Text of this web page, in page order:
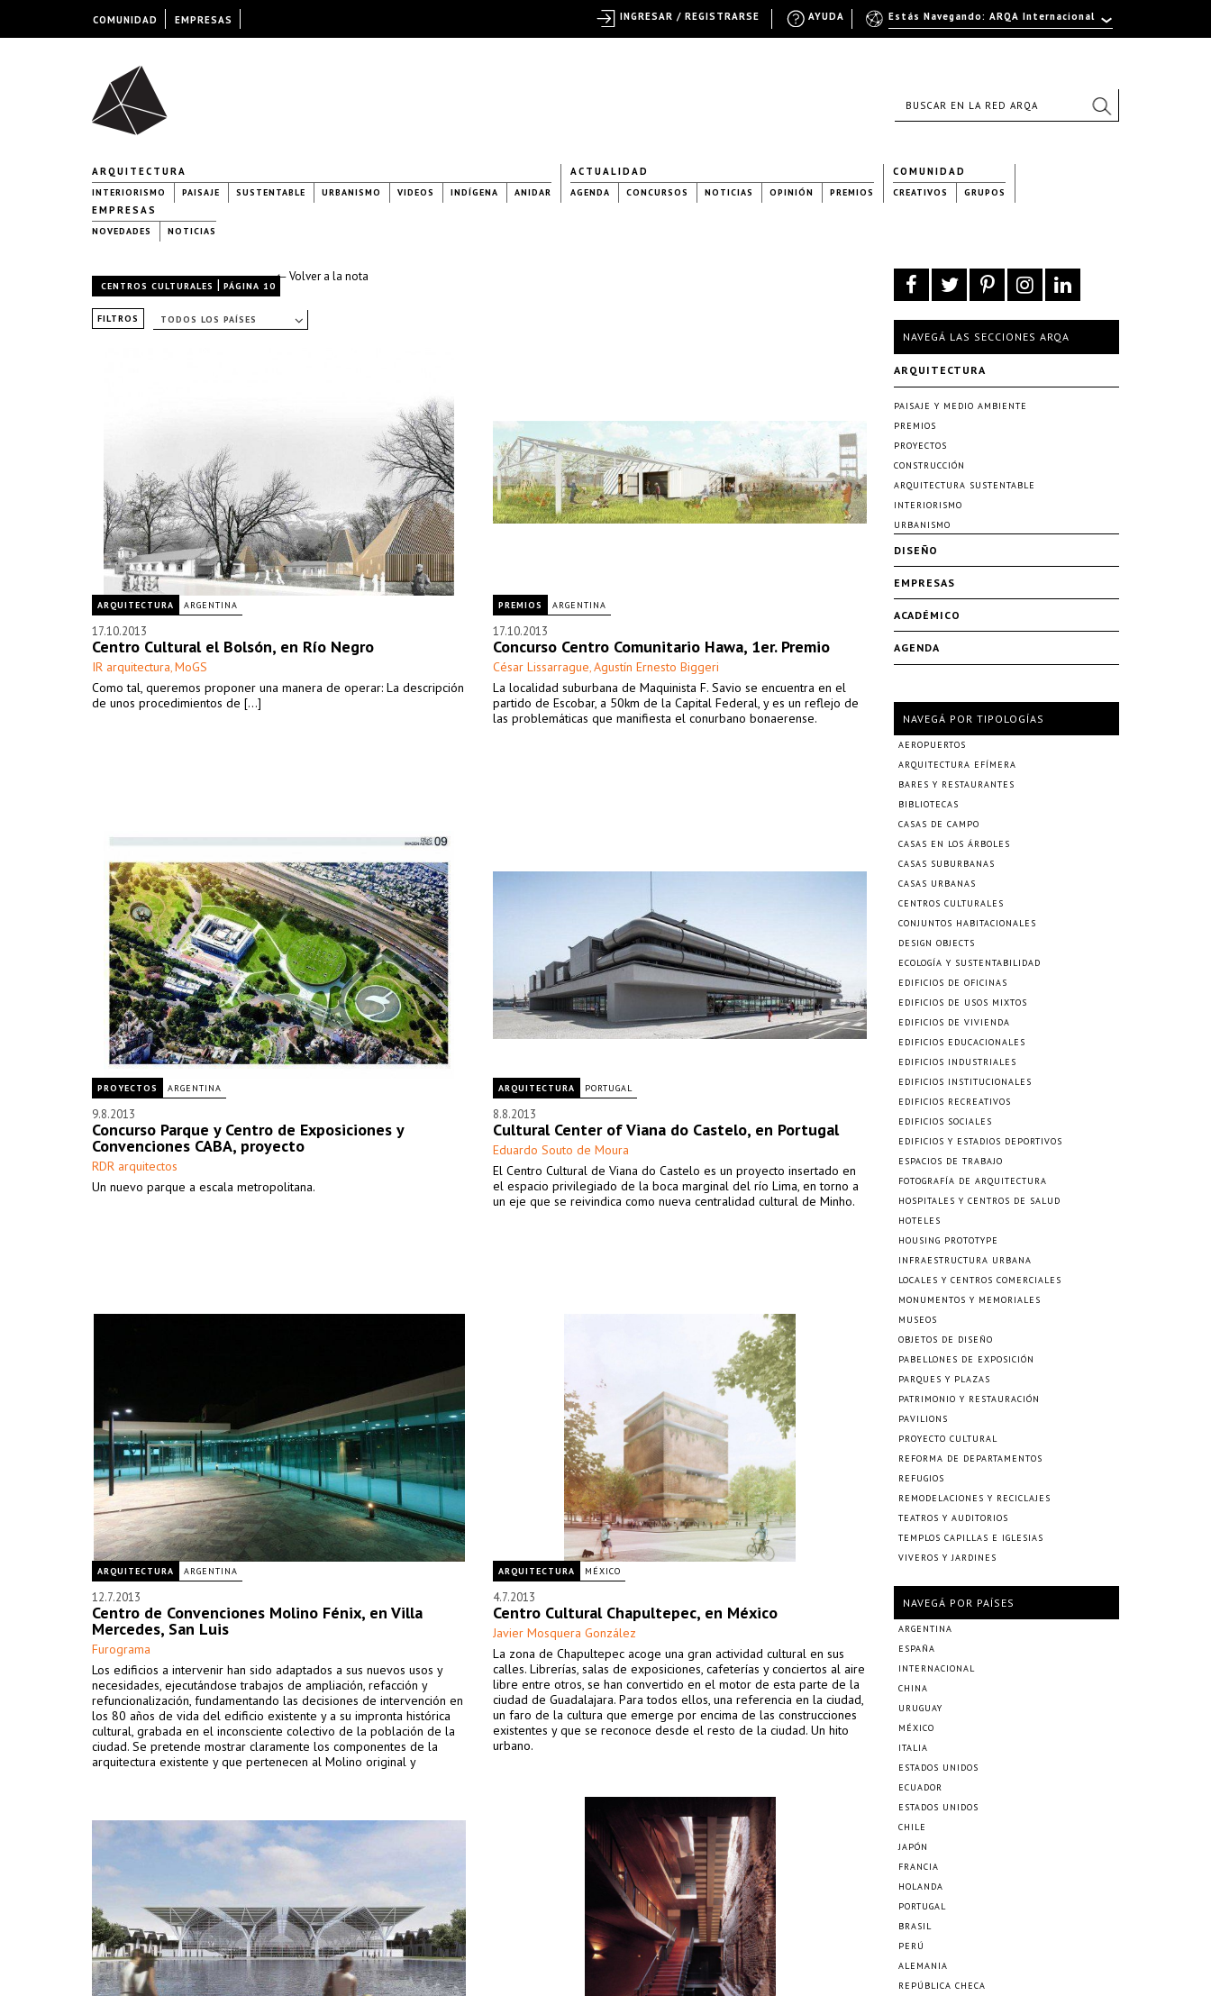
ARQUITECTURA
INTERIORISMO PAISAJE SUSTENTABLE URBANISMO VIDEOS INDÍGENA ANIDAR
ACTUALIDAD
AGENDA CONCURSOS NOTICIAS OPINIÓN PREMIOS
COMUNIDAD
CREATIVOS GRUPOS
EMPRESAS
NOVEDADES NOTICIAS
← Volver a la nota
CENTROS CULTURALES | PÁGINA 10
FILTROS TODOS LOS PAÍSES
ARQUITECTURA ARGENTINA
17.10.2013
Centro Cultural el Bolsón, en Río Negro
IR arquitectura, MoGS
Como tal, queremos proponer una manera de operar: La descripción
de unos procedimientos de [...]
PREMIOS ARGENTINA
17.10.2013
Concurso Centro Comunitario Hawa, 1er. Premio
César Lissarrague, Agustín Ernesto Biggeri
La localidad suburbana de Maquinista F. Savio se encuentra en el
partido de Escobar, a 50km de la Capital Federal, y es un reflejo de
las problemáticas que manifiesta el conurbano bonaerense.
PROYECTOS ARGENTINA
9.8.2013
Concurso Parque y Centro de Exposiciones y
Convenciones CABA, proyecto
RDR arquitectos
Un nuevo parque a escala metropolitana.
ARQUITECTURA PORTUGAL
8.8.2013
Cultural Center of Viana do Castelo, en Portugal
Eduardo Souto de Moura
El Centro Cultural de Viana do Castelo es un proyecto insertado en
el espacio privilegiado de la boca marginal del río Lima, en torno a
un eje que se reivindica como nueva centralidad cultural de Minho.
ARQUITECTURA ARGENTINA
12.7.2013
Centro de Convenciones Molino Fénix, en Villa
Mercedes, San Luis
Furograma
Los edificios a intervenir han sido adaptados a sus nuevos usos y
necesidades, ejecutándose trabajos de ampliación, refacción y
refuncionalización, fundamentando las decisiones de intervención en
los 80 años de vida del edificio existente y a su impronta histórica
cultural, grabada en el inconsciente colectivo de la población de la
ciudad. Se pretende mostrar claramente los componentes de la
arquitectura existente y que pertenecen al Molino original y
ARQUITECTURA MÉXICO
4.7.2013
Centro Cultural Chapultepec, en México
Javier Mosquera González
La zona de Chapultepec acoge una gran actividad cultural en sus
calles. Librerías, salas de exposiciones, cafeterías y conciertos al aire
libre entre otros, se han convertido en el motor de esta parte de la
ciudad de Guadalajara. Para todos ellos, una referencia en la ciudad,
un faro de la cultura que emerge por encima de las construcciones
existentes y que se reconoce desde el resto de la ciudad. Un hito
urbano.
NAVEGÁ LAS SECCIONES ARQA
ARQUITECTURA
PAISAJE Y MEDIO AMBIENTE
PREMIOS
PROYECTOS
CONSTRUCCIÓN
ARQUITECTURA SUSTENTABLE
INTERIORISMO
URBANISMO
DISEÑO
EMPRESAS
ACADÉMICO
AGENDA
NAVEGÁ POR TIPOLOGÍAS
AEROPUERTOS
ARQUITECTURA EFÍMERA
BARES Y RESTAURANTES
BIBLIOTECAS
CASAS DE CAMPO
CASAS EN LOS ÁRBOLES
CASAS SUBURBANAS
CASAS URBANAS
CENTROS CULTURALES
CONJUNTOS HABITACIONALES
DESIGN OBJECTS
ECOLOGÍA Y SUSTENTABILIDAD
EDIFICIOS DE OFICINAS
EDIFICIOS DE USOS MIXTOS
EDIFICIOS DE VIVIENDA
EDIFICIOS EDUCACIONALES
EDIFICIOS INDUSTRIALES
EDIFICIOS INSTITUCIONALES
EDIFICIOS RECREATIVOS
EDIFICIOS SOCIALES
EDIFICIOS Y ESTADIOS DEPORTIVOS
ESPACIOS DE TRABAJO
FOTOGRAFÍA DE ARQUITECTURA
HOSPITALES Y CENTROS DE SALUD
HOTELES
HOUSING PROTOTYPE
INFRAESTRUCTURA URBANA
LOCALES Y CENTROS COMERCIALES
MONUMENTOS Y MEMORIALES
MUSEOS
OBJETOS DE DISEÑO
PABELLONES DE EXPOSICIÓN
PARQUES Y PLAZAS
PATRIMONIO Y RESTAURACIÓN
PAVILIONS
PROYECTO CULTURAL
REFORMA DE DEPARTAMENTOS
REFUGIOS
REMODELACIONES Y RECICLAJES
TEATROS Y AUDITORIOS
TEMPLOS CAPILLAS E IGLESIAS
VIVEROS Y JARDINES
NAVEGÁ POR PAÍSES
ARGENTINA
ESPAÑA
INTERNACIONAL
CHINA
URUGUAY
MÉXICO
ITALIA
ESTADOS UNIDOS
ECUADOR
ESTADOS UNIDOS
CHILE
JAPÓN
FRANCIA
HOLANDA
PORTUGAL
BRASIL
PERÚ
ALEMANIA
REPÚBLICA CHECA
COMUNIDAD EMPRESAS Estás Navegando: ARQA Internacional
AYUDA
INGRESAR / REGISTRARSE